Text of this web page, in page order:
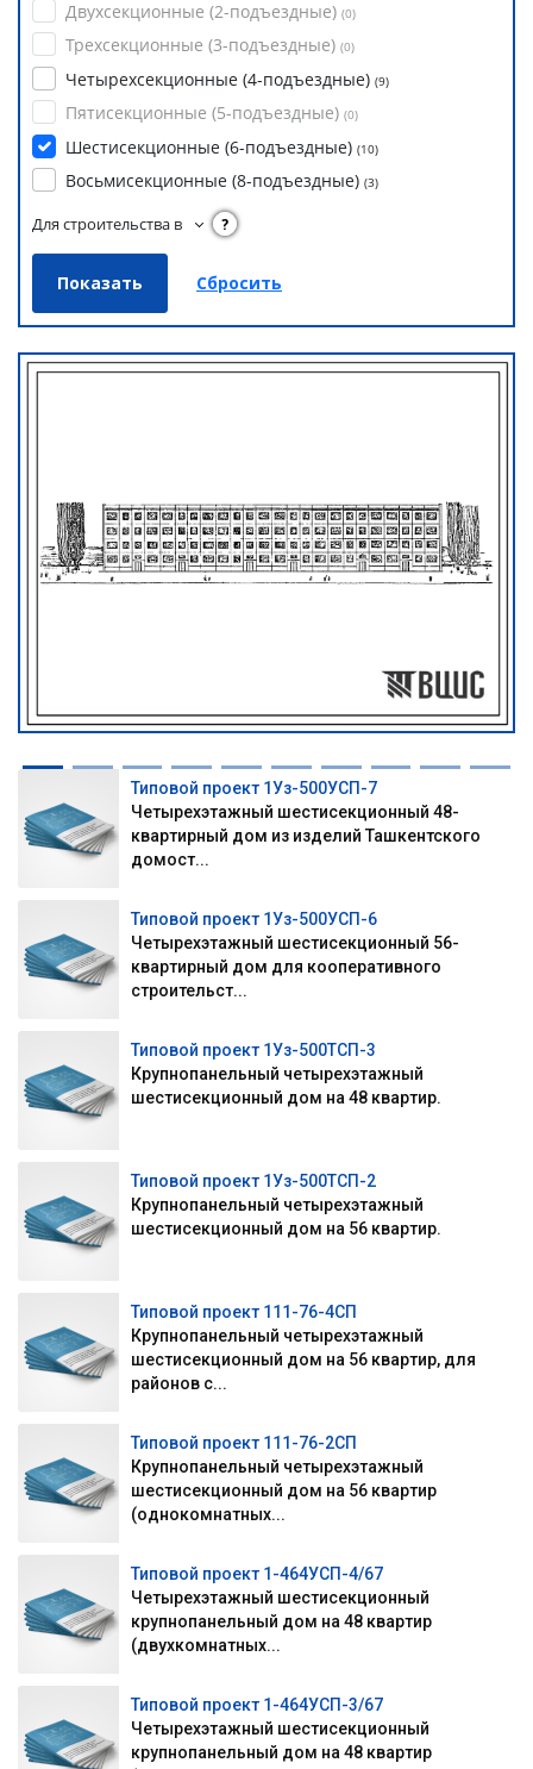
Двухсекционные (2-подъездные) (0)
Трехсекционные (3-подъездные) (0)
Четырехсекционные (4-подъездные) (9)
Пятисекционные (5-подъездные) (0)
Шестисекционные (6-подъездные) (10)
Восьмисекционные (8-подъездные) (3)
Для строительства в ?
Типовой проект 1Уз-500УСП-7
Четырехэтажный шестисекционный 48-
квартирный дом из изделий Ташкентского
домост...
Типовой проект 1Уз-500УСП-6
Четырехэтажный шестисекционный 56-
квартирный дом для кооперативного
строительст...
Типовой проект 1Уз-500ТСП-3
Крупнопанельный четырехэтажный
шестисекционный дом на 48 квартир.
Типовой проект 1Уз-500ТСП-2
Крупнопанельный четырехэтажный
шестисекционный дом на 56 квартир.
Типовой проект 111-76-4СП
Крупнопанельный четырехэтажный
шестисекционный дом на 56 квартир, для
районов с...
Типовой проект 111-76-2СП
Крупнопанельный четырехэтажный
шестисекционный дом на 56 квартир
(однокомнатных...
Типовой проект 1-464УСП-4/67
Четырехэтажный шестисекционный
крупнопанельный дом на 48 квартир
(двухкомнатных...
Типовой проект 1-464УСП-3/67
Четырехэтажный шестисекционный
крупнопанельный дом на 48 квартир